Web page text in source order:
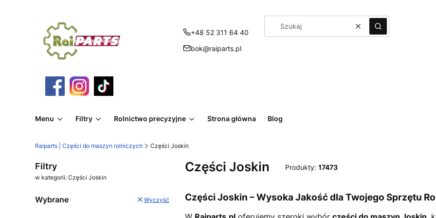
+48 52 311 64 40
bok@raiparts.pl
WyczyśćSzukaj
Menu Filtry Rolnictwo precyzyjne Strona główna Blog
Raiparts | Części do maszyn rolniczych Części Joskin
Filtry
w kategorii: Części Joskin
Wybrane Wyczyść
Części Joskin Produkty: 17473
Części Joskin – Wysoka Jakość dla Twojego Sprzętu